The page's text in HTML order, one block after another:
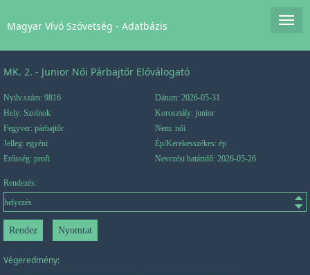
Magyar Vívó Szövetség - Adatbázis
MK. 2. - Junior Női Párbajtőr Előválogató
Nyilv.szám: 9816
Dátum: 2026-05-31
Hely: Szolnok
Korosztály: junior
Fegyver: párbajtőr
Nem: női
Jelleg: egyéni
Ép/Kerekesszékes: ép
Erősség: profi
Nevezési határidő: 2026-05-26
Rendezés:
Végeredmény: